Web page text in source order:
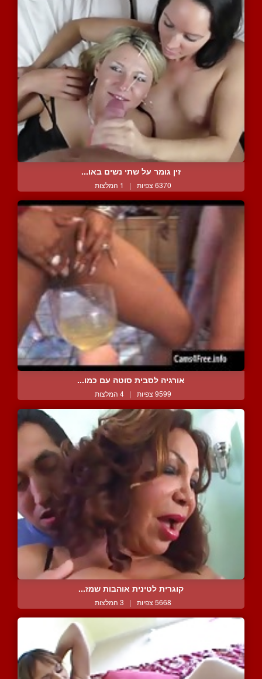
זין גומר על שתי נשים באו...
6370 צפיות | 1 המלצות
אורגיה לסבית סוטה עם כמו...
9599 צפיות | 4 המלצות
קוגרית לטינית אוהבות שמז...
5668 צפיות | 3 המלצות